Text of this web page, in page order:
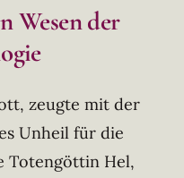
Wesen der
zeugte mit der
Unheil für die
Totengöttin Hel,